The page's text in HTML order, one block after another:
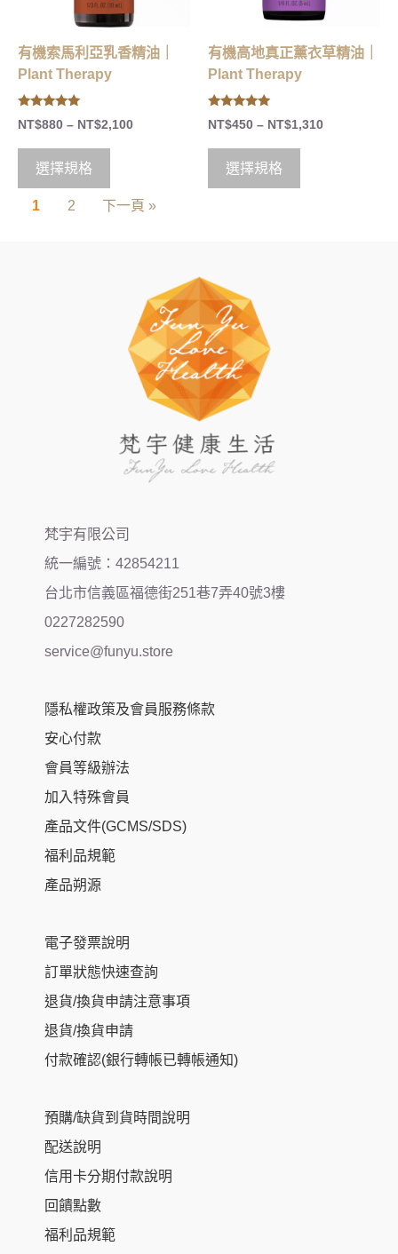
有機索馬利亞乳香精油｜
Plant Therapy
5.00
out of 5
NT$880 – NT$2,100
選擇規格
有機高地真正薰衣草精油｜
Plant Therapy
5.00
out of 5
NT$450 – NT$1,310
選擇規格
1 2 下一頁 »
梵宇有限公司
統一編號：42854211
台北市信義區福德街251巷7弄40號3樓
0227282590
service@funyu.store
隱私權政策及會員服務條款
安心付款
會員等級辦法
加入特殊會員
產品文件(GCMS/SDS)
福利品規範
產品朔源
電子發票說明
訂單狀態快速查詢
退貨/換貨申請注意事項
退貨/換貨申請
付款確認(銀行轉帳已轉帳通知)
預購/缺貨到貨時間說明
配送說明
信用卡分期付款說明
回饋點數
福利品規範